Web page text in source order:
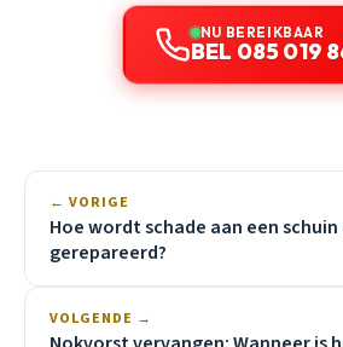
NU BEREIKBAAR
BEL 085 019
← VORIGE
Hoe wordt schade aan een schuin
gerepareerd?
VOLGENDE →